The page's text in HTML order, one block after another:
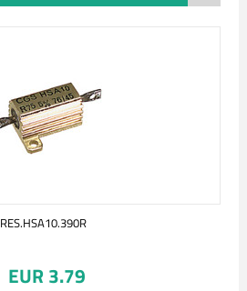
RES.HSA10.390R
EUR 3.79